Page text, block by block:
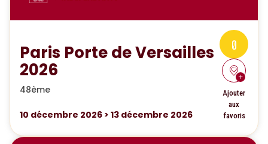
Paris Porte de Versailles
2026
48ème
10 décembre 2026 > 13 décembre 2026
0
Ajouter
aux
favoris